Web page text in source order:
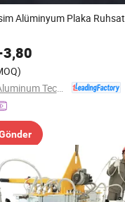
Alüminyum Plaka Ruhsat
3,80
Alumag Aluminum Tech(Taicang) Co., Ltd.